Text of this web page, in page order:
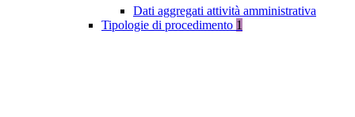
Dati aggregati attività amministrativa
Tipologie di procedimento 1